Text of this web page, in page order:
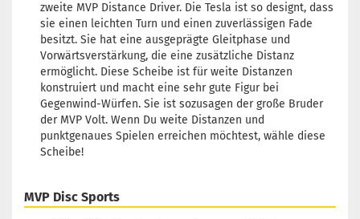
zweite MVP Distance Driver. Die Tesla ist so designt, dass
sie einen leichten Turn und einen zuverlässigen Fade
besitzt. Sie hat eine ausgeprägte Gleitphase und
Vorwärtsverstärkung, die eine zusätzliche Distanz
ermöglicht. Diese Scheibe ist für weite Distanzen
konstruiert und macht eine sehr gute Figur bei
Gegenwind-Würfen. Sie ist sozusagen der große Bruder
der MVP Volt. Wenn Du weite Distanzen und
punktgenaues Spielen erreichen möchtest, wähle diese
Scheibe!
MVP Disc Sports